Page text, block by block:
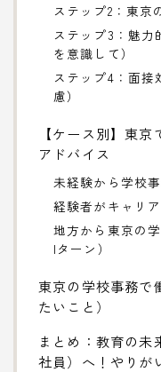
ステップ2：東京
ステップ3：魅
を意識して）
ステップ4：面
慮）
【ケース別】東
アドバイス
未経験から学校
経験者がキャリ
地方から東京の
Iターン）
東京の学校事務で
たいこと）
まとめ：教育の未
社員）へ！やりが